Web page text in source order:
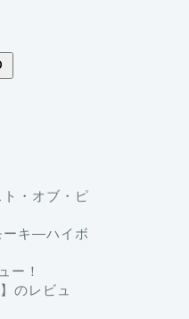
ト・オブ・ピ
ーキ―ハイボ
ー！
のレビュ